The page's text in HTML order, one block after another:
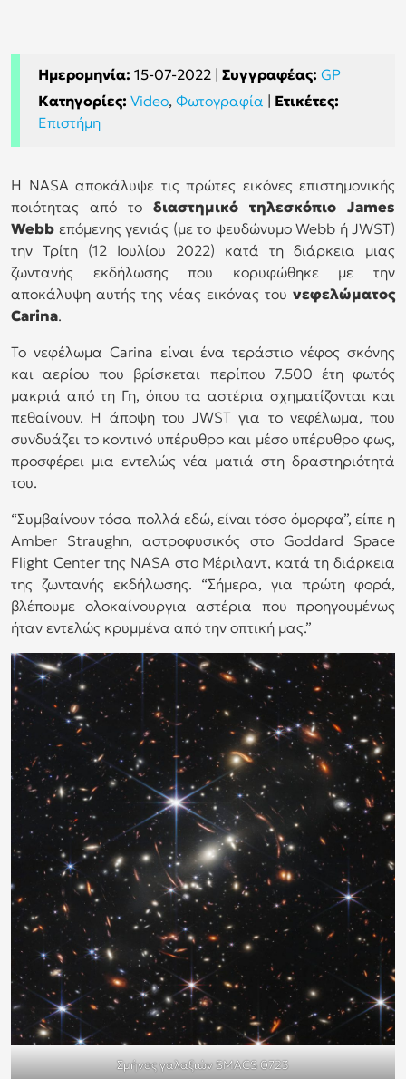
Ημερομηνία: 15-07-2022 | Συγγραφέας: GP
Κατηγορίες: Video, Φωτογραφία | Ετικέτες:
Επιστήμη
Η NASA αποκάλυψε τις πρώτες εικόνες επιστημονικής
ποιότητας από το διαστημικό τηλεσκόπιο James
Webb επόμενης γενιάς (με το ψευδώνυμο Webb ή JWST)
την Τρίτη (12 Ιουλίου 2022) κατά τη διάρκεια μιας
ζωντανής εκδήλωσης που κορυφώθηκε με την
αποκάλυψη αυτής της νέας εικόνας του νεφελώματος
Carina.
Το νεφέλωμα Carina είναι ένα τεράστιο νέφος σκόνης
και αερίου που βρίσκεται περίπου 7.500 έτη φωτός
μακριά από τη Γη, όπου τα αστέρια σχηματίζονται και
πεθαίνουν. Η άποψη του JWST για το νεφέλωμα, που
συνδυάζει το κοντινό υπέρυθρο και μέσο υπέρυθρο φως,
προσφέρει μια εντελώς νέα ματιά στη δραστηριότητά
του.
“Συμβαίνουν τόσα πολλά εδώ, είναι τόσο όμορφα”, είπε η
Amber Straughn, αστροφυσικός στο Goddard Space
Flight Center της NASA στο Μέριλαντ, κατά τη διάρκεια
της ζωντανής εκδήλωσης. “Σήμερα, για πρώτη φορά,
βλέπουμε ολοκαίνουργια αστέρια που προηγουμένως
ήταν εντελώς κρυμμένα από την οπτική μας.”
Σμήνος γαλαξιών SMACS 0723